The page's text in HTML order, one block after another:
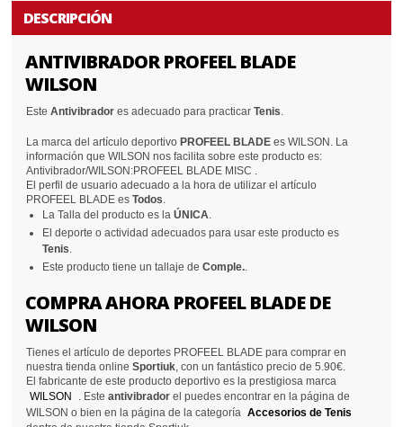
DESCRIPCIÓN
ANTIVIBRADOR PROFEEL BLADE
WILSON
EsteAntivibrador es adecuado para practicarTenis.
La marca del artículo deportivo PROFEEL BLADE es WILSON. La
información que WILSON nos facilita sobre este producto es:
Antivibrador/WILSON:PROFEEL BLADE MISC .
El perfil de usuario adecuado a la hora de utilizar el artículo
PROFEEL BLADE esTodos.
La Talla del producto es laÚNICA.
El deporte o actividad adecuados para usar este producto es
Tenis.
Este producto tiene un tallaje deComple..
COMPRA AHORA PROFEEL BLADE DE
WILSON
Tienes el artículo de deportes PROFEEL BLADE para comprar en
nuestra tienda onlineSportiuk, con un fantástico precio de 5.90€.
El fabricante de este producto deportivo es la prestigiosa marca
WILSON
. Esteantivibrador el puedes encontrar en la página de
WILSON o bien en la página de la categoría Accesorios de Tenis